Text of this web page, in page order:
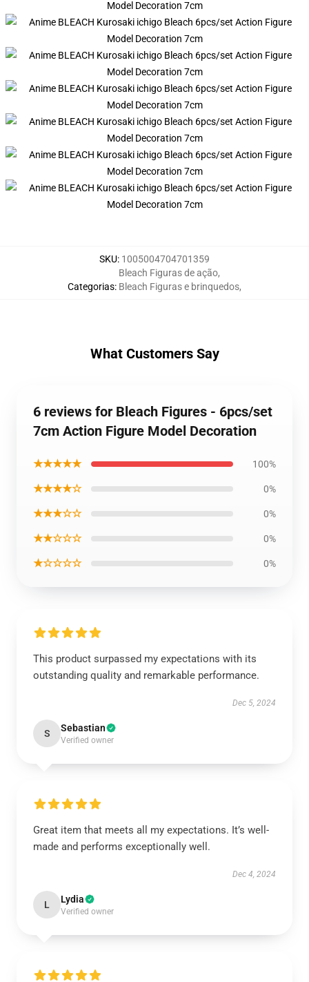
SKU: 1005004704701359
Categorias:
Bleach Figuras de ação,
Bleach Figuras e brinquedos,
What Customers Say
6 reviews for Bleach Figures - 6pcs/set
7cm Action Figure Model Decoration
★★★★★ 100%
★★★★☆ 0%
★★★☆☆ 0%
★★☆☆☆ 0%
★☆☆☆☆ 0%
This product surpassed my expectations with its
outstanding quality and remarkable performance.
Dec 5, 2024
S Sebastian
Verified owner
Great item that meets all my expectations. It’s well-
made and performs exceptionally well.
Dec 4, 2024
L Lydia
Verified owner